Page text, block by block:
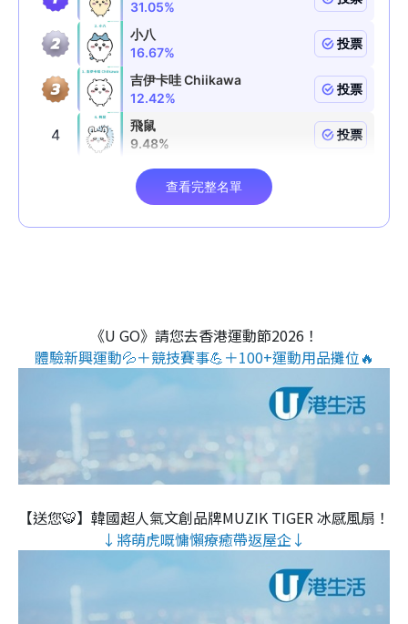
《U GO》請您去香港運動節2026！
體驗新興運動💦＋競技賽事💪＋100+運動用品攤位🔥
【送您🐯】韓國超人氣文創品牌MUZIK TIGER 冰感風扇！
↓將萌虎嘅慵懶療癒帶返屋企↓